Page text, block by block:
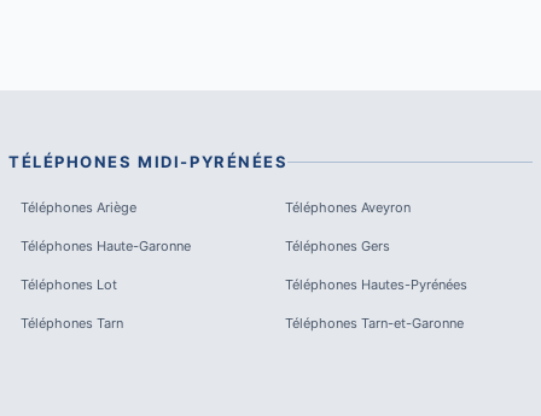
TÉLÉPHONES MIDI-PYRÉNÉES
Téléphones Ariège Téléphones Aveyron
Téléphones Haute-Garonne Téléphones Gers
Téléphones Lot Téléphones Hautes-Pyrénées
Téléphones Tarn Téléphones Tarn-et-Garonne